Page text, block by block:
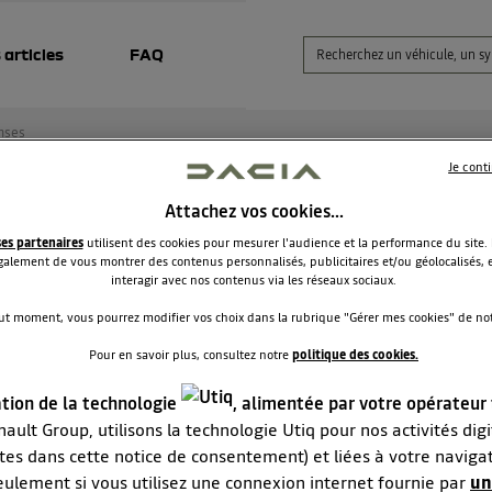
articles FAQ
de passage de vitesse levier deviens dure
des problèmes avec le passage de vitesse levier deviens
un duster prestige 4x2 150ch.Merci
RÉPONDRE 2
Attachez vos cookies…
partenairesutilisent des cookies pour mesurer l'audience et la performance du site.
de vous montrer des contenus personnalisés, publicitaires et/ou géolocalisés,
interagir avec nos contenus via les réseaux sociaux.
moment, vous pourrez modifier vos choix dans la rubrique "Gérer mes cookies" de
Pour en savoir plus, consultez notrepolitique des cookies.
de la technologie
, alimentée par votre opérateur
Group, utilisons la technologie Utiq pour nos activités
dans cette notice de consentement) et liées à votre
si vous utilisez une connexion internet fournie par
Je